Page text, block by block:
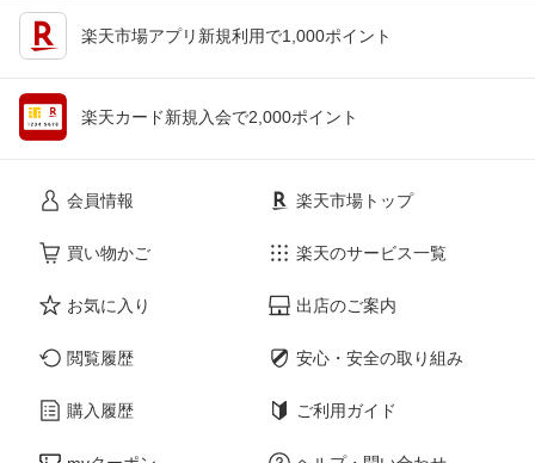
楽天市場アプリ新規利用で1,000ポイント
楽天カード新規入会で2,000ポイント
会員情報
買い物かご
お気に入り
閲覧履歴
購入履歴
楽天市場トップ
楽天のサービス一覧
出店のご案内
安心・安全の取り組み
ご利用ガイド